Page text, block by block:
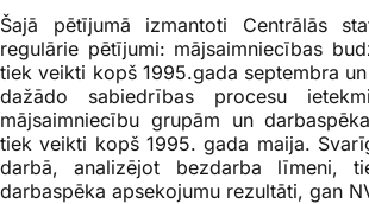
Šajā pētījumā izmantoti Centrālās
regulārie pētījumi: mājsaimniecības
tiek veikti kopš 1995.gada septembra
dažādo sabiedrības procesu
mājsaimniecību grupām un
tiek veikti kopš 1995. gada maija.
darbā, analizējot bezdarba līmeni,
darbaspēka apsekojumu rezultāti, gan